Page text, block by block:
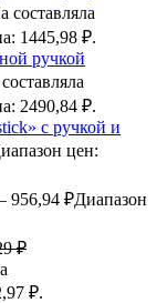
составляла
1445,98 ₽.
ручкой
2490,84 ₽.
с ручкой и
цен:
956,94 ₽Диапазон
₽
₽.